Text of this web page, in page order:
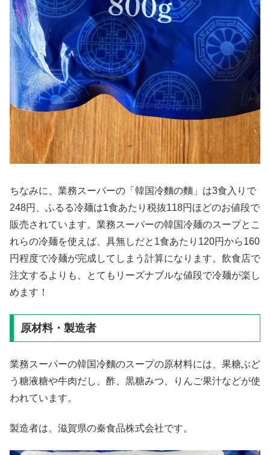
ちなみに、業務スーパーの「韓国冷麵の麵」は3食入りで
248円、ふるる冷麺は1食あたり税抜118円ほどのお値段で
販売されています。業務スーパーの韓国冷麺のスープとこ
れらの冷麺を使えば、具無しだと1食あたり120円から160
円程度で冷麺が完成してしまう計算になります。飲食店で
注文するよりも、とてもリーズナブルな値段で冷麺が楽し
めます！
原材料・製造者
業務スーパーの韓国冷麵のスープの原材料には、果糖ぶど
う糖液糖や牛肉だし、酢、黒糖みつ、りんご果汁などが使
われています。
製造者は、滋賀県の秦食品株式会社です。